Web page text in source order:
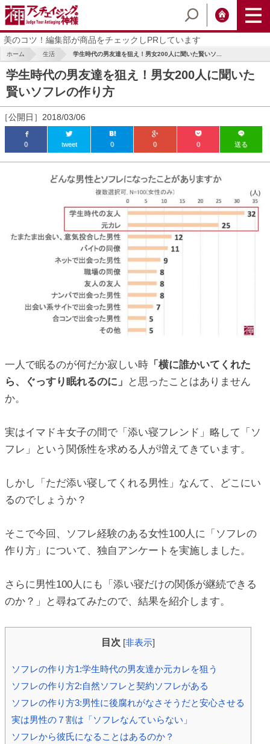
美のコツ！編集部が商品をチェックしPRしています
ホーム 生活 学生時代の男友達を狙え！男女200人に聞いた賢いソ...
学生時代の男友達を狙え！男女200人に聞いた
賢いソフレの作り方
［公開日］2018/03/06
0 tweet 0 0 0 送る
一人で眠るのが何だか寂しい時 「横に誰かいてくれた
ら、ぐっすり眠れるのに」
と思ったことはありません
か。
実はイマドキ女子の間で「添い寝フレンド」略して「ソ
フレ」という関係性を求める人が増えてきています。
しかし「ただ添い寝してくれる男性」なんて、どこにい
るのでしょうか？
そこで今回、ソフレ経験のある女性100人に「ソフレの
作り方」について、独自アンケートを実施しました。
さらに男性100人にも「添い寝だけの関係が継続できる
のか？」と尋ねてみたので、結果を紹介します。
目次 [非表示]
ソフレの作り方1:学生時代の男友達か元カレを狙う
ソフレの作り方2:自然ソフレと契約ソフレがある
ソフレの作り方3:男性に後腐れがなさそうだと安心させる
実は男性の７割は「ソフレなんていらない」
ソフレから彼氏になることはあるのか？
antiaging/wp-
antiaging/wp-
antiaging/wp-
antiaging/wp-
antiaging/wp-